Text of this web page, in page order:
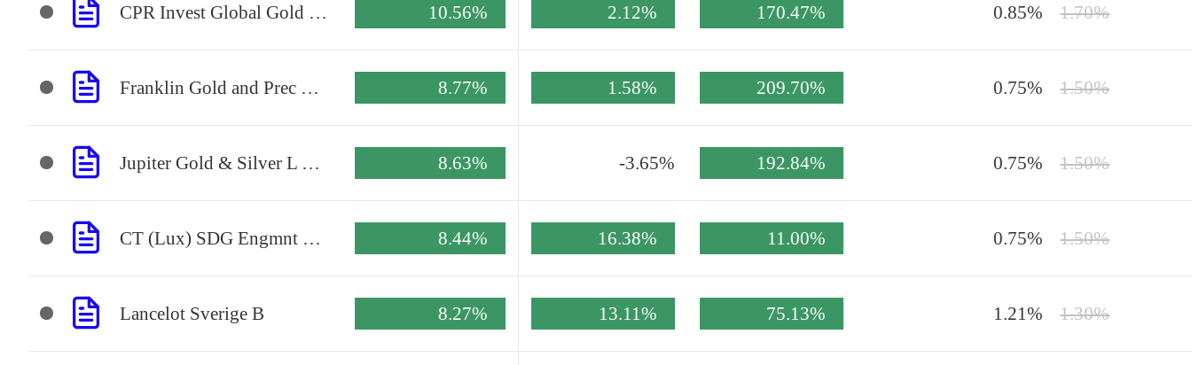
CPR Invest Global Gold Mines A USD Acc 10.56% 2.12% 170.47% 0.85% 1.70%
Franklin Gold and Prec Mtls A(acc)USD 8.77% 1.58% 209.70% 0.75% 1.50%
Jupiter Gold & Silver L USD Acc 8.63% -3.65% 192.84% 0.75% 1.50%
CT (Lux) SDG Engmnt Glbl Eq A USD Acc 8.44% 16.38% 11.00% 0.75% 1.50%
Lancelot Sverige B 8.27% 13.11% 75.13% 1.21% 1.30%